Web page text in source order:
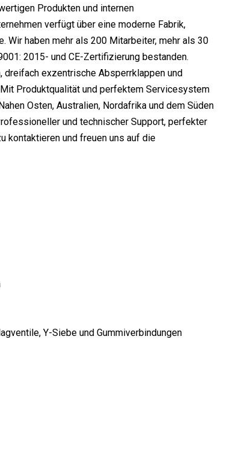
Produkten und internen
verfügt über eine moderne Fabrik,
haben mehr als 200 Mitarbeiter, mehr als 30
2015- und CE-Zertifizierung bestanden.
exzentrische Absperrklappen und
Produktqualität und perfektem Servicesystem
Osten, Australien, Nordafrika und dem Süden
und technischer Support, perfekter
kontaktieren und freuen uns auf die
Y-Siebe und Gummiverbindungen